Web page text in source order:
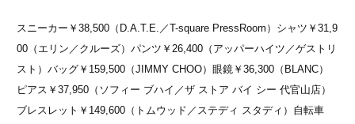
スニーカー￥38,500（D.A.T.E.／T-square PressRoom）シャツ￥31,9
00（エリン／クルーズ）パンツ￥26,400（アッパーハイツ／ゲストリ
スト）バッグ￥159,500（JIMMY CHOO）眼鏡￥36,300（BLANC）
ピアス￥37,950（ソフィー ブハイ／ザ ストア バイ シー 代官山店）
ブレスレット￥149,600（トムウッド／ステディ スタディ）自転車